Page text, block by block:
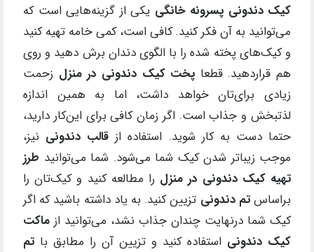
کیک دندونی پسرونه خانگی یکی از گزینه‌هایی است که
می‌توانید به آن فکر کنید. کافی است، کمی خامه تهیه کنید
و کیک‌های پخته شده را با الگوی دندان برش دهید و روی
هم قراردهید. قطعا پخت کیک دندونی در منزل زحمت
زیادی برای‌تان خواهد داشت، اما به همین اندازه
لذتبخش و جذاب است. اگر زمان کافی برای این‌کار دارید،
حتما دست به کار شوید. استفاده از قالب دندونی نیز،
موجب زیباتر شدن کیک شما می‌شود. شما می‌توانید طرز
تهیه کیک دندونی در منزل را مطالعه کنید و کیک‌تان را
براساستم دندونی تزیین کنید. به یاد داشته باشید که اگر
کیک شما درنهایت چندان جذاب نشد، می‌توانید از ماکت
کیک دندونی استفاده کنید و تزیین آن را مطابق با تم